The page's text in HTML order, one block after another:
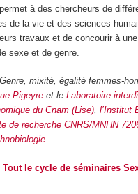
à des chercheurs de
de la vie et des sciences
travaux et de concourir à
sexe et de genre.
mixité, égalité femmes-
Pigeyreet le Laboratoire
du Cnam (Lise), l’Institut
de recherche CNRS/MNHN
Tout le cycle de séminaires